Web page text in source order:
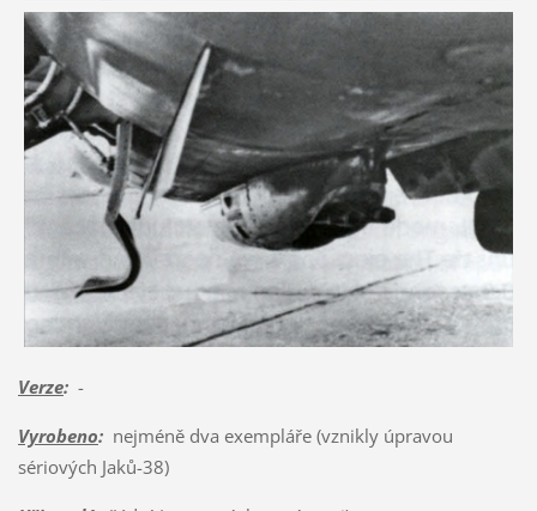
Verze:-
Vyrobeno:nejméně dva exempláře (vznikly úpravou
sériových Jaků-38)